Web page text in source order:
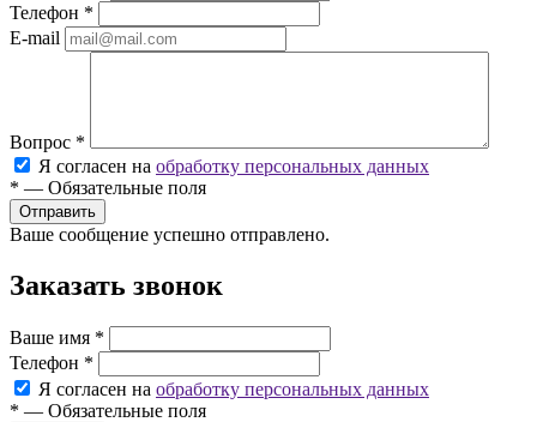
Телефон *
E-mail
Вопрос *
Я согласен на обработку персональных данных
* — Обязательные поля
Ваше сообщение успешно отправлено.
Заказать звонок
Ваше имя *
Телефон *
Я согласен на обработку персональных данных
* — Обязательные поля